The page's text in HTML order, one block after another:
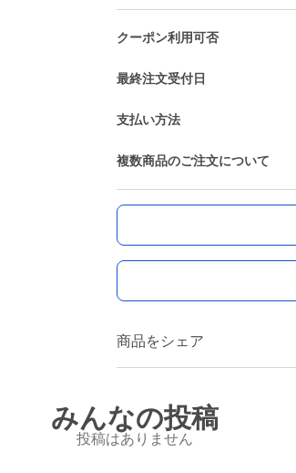
クーポン利用可否
最終注文受付日
支払い方法
複数商品のご注文について
商品をシェア
みんなの投稿
投稿はありません